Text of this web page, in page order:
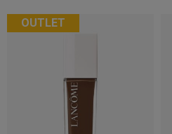
OUTLET